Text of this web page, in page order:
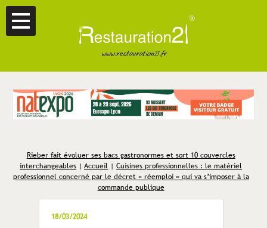
Rieber fait évoluer ses bacs gastronormes et sort 10 couvercles
interchangeables |Accueil |Cuisines professionnelles : le matériel
professionnel concerné par le décret « réemploi » qui va s’imposer à la
commande publique
18/03/2024